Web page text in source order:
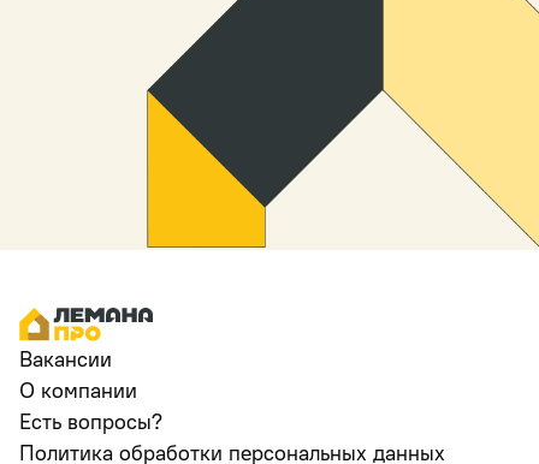
Вакансии
О компании
Есть вопросы?
Политика обработки персональных данных